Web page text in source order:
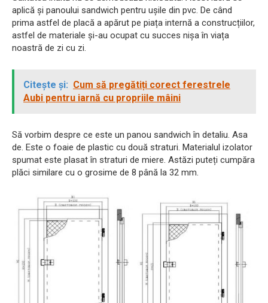
aplică și panoului sandwich pentru ușile din pvc. De când
prima astfel de placă a apărut pe piața internă a construcțiilor,
astfel de materiale și-au ocupat cu succes nișa în viața
noastră de zi cu zi.
Citește și: Cum să pregătiți corect ferestrele
Aubi pentru iarnă cu propriile mâini
Să vorbim despre ce este un panou sandwich în detaliu. Asa
de. Este o foaie de plastic cu două straturi. Materialul izolator
spumat este plasat în straturi de miere. Astăzi puteți cumpăra
plăci similare cu o grosime de 8 până la 32 mm.